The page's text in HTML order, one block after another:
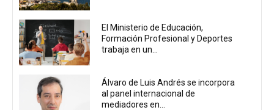
El Ministerio de Educación,
Formación Profesional y Deportes
trabaja en un...
Álvaro de Luis Andrés se incorpora
al panel internacional de
mediadores en...